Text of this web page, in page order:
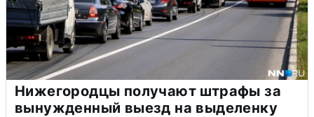
Нижегородцы получают штрафы за
вынужденный выезд на выделенку